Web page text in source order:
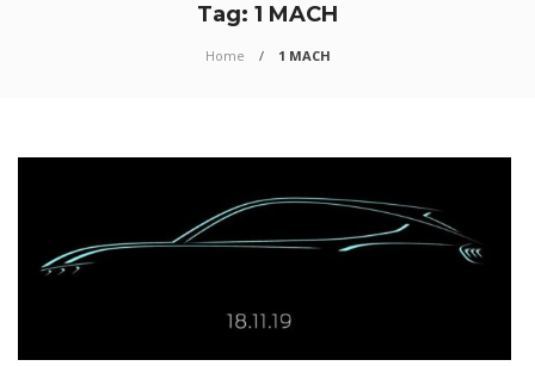
Tag: 1 MACH
Home 1 MACH